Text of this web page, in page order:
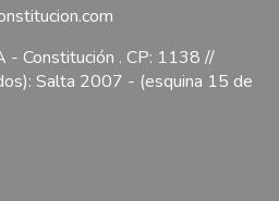
- Constitución . CP: 1138 //
Salta 2007 - (esquina 15 de